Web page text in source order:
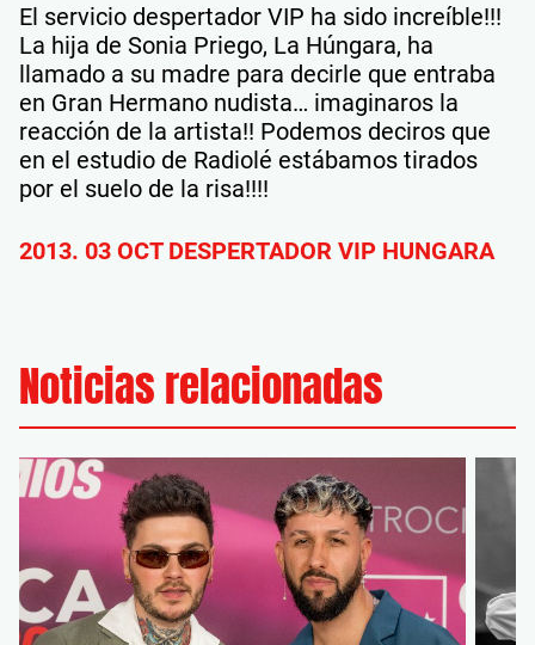
El servicio despertador VIP ha sido increíble!!!
La hija de Sonia Priego, La Húngara, ha
llamado a su madre para decirle que entraba
en Gran Hermano nudista… imaginaros la
reacción de la artista!! Podemos deciros que
en el estudio de Radiolé estábamos tirados
por el suelo de la risa!!!!
2013. 03 OCT DESPERTADOR VIP HUNGARA
Noticias relacionadas